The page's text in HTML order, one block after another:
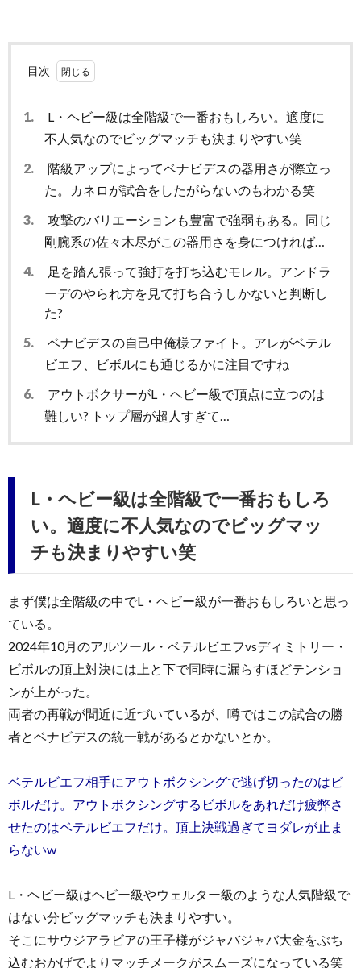
目次
1.
L・ヘビー級は全階級で一番おもしろい。適度に
不人気なのでビッグマッチも決まりやすい笑
2.
階級アップによってベナビデスの器用さが際立っ
た。カネロが試合をしたがらないのもわかる笑
3.
攻撃のバリエーションも豊富で強弱もある。同じ
剛腕系の佐々木尽がこの器用さを身につければ…
4.
足を踏ん張って強打を打ち込むモレル。アンドラ
ーデのやられ方を見て打ち合うしかないと判断し
た?
5.
ベナビデスの自己中俺様ファイト。アレがベテル
ビエフ、ビボルにも通じるかに注目ですね
6.
アウトボクサーがL・ヘビー級で頂点に立つのは
難しい? トップ層が超人すぎて…
L・ヘビー級は全階級で一番おもしろ
い。適度に不人気なのでビッグマッ
チも決まりやすい笑
まず僕は全階級の中でL・ヘビー級が一番おもしろいと思っ
ている。
2024年10月のアルツール・ベテルビエフvsディミトリー・
ビボルの頂上対決には上と下で同時に漏らすほどテンショ
ンが上がった。
両者の再戦が間近に近づいているが、噂ではこの試合の勝
者とベナビデスの統一戦があるとかないとか。
ベテルビエフ相手にアウトボクシングで逃げ切ったのはビ
ボルだけ。アウトボクシングするビボルをあれだけ疲弊さ
せたのはベテルビエフだけ。頂上決戦過ぎてヨダレが止ま
らないw
L・ヘビー級はヘビー級やウェルター級のような人気階級で
はない分ビッグマッチも決まりやすい。
そこにサウジアラビアの王子様がジャバジャバ大金をぶち
込むおかげでよりマッチメークがスムーズになっている笑